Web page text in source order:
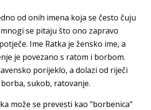
od onih imena koja se često čuju
se pitaju što ono zapravo
Ime Ratka je žensko ime, a
je povezano s ratom i borbom.
porijeklo, a dolazi od riječi
sukob, ratovanje.
može se prevesti kao "borbenica"